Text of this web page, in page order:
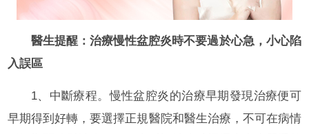
醫生提醒：治療慢性盆腔炎時不要過於心急，小心陷
入誤區
1、中斷療程。慢性盆腔炎的治療早期發現治療便可
早期得到好轉，要選擇正規醫院和醫生治療，不可在病情